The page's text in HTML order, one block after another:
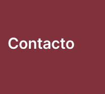
Contacto